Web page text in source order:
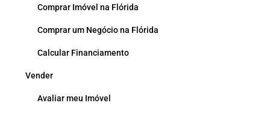
Comprar Imóvel na Flórida
Comprar um Negócio na Flórida
Calcular Financiamento
Vender
Avaliar meu Imóvel